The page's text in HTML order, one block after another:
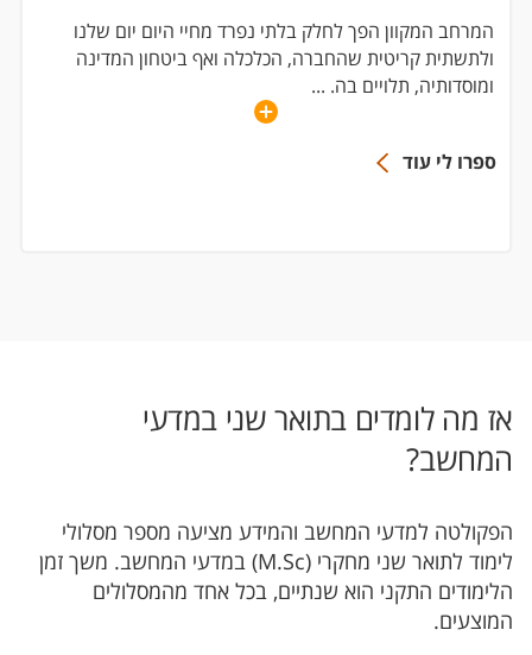
המרחב המקוון הפך לחלק בלתי נפרד מחיי היום יום שלנו
ולתשתית קריטית שהחברה, הכלכלה ואף ביטחון המדינה
ומוסדותיה, תלויים בה. ...
ספרו לי עוד
אז מה לומדים בתואר שני במדעי
המחשב?
הפקולטה למדעי המחשב והמידע מציעה מספר מסלולי
לימוד לתואר שני מחקרי (M.Sc) במדעי המחשב. משך זמן
הלימודים התקני הוא שנתיים, בכל אחד מהמסלולים
המוצעים.